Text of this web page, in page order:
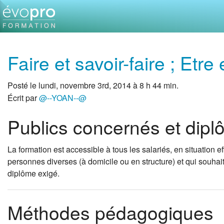
Faire et savoir-faire ; Etre
Posté le lundi, novembre 3rd, 2014 à 8 h 44 min.
Écrit par@--YOAN--@
Publics concernés et
La formation est accessible à tous les salariés, en situation
personnes diverses (à domicile ou en structure) et qui
diplôme exigé.
Méthodes pédagogiques